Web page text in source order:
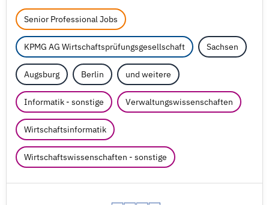
Senior Professional Jobs
KPMG AG Wirtschaftsprüfungsgesellschaft Sachsen
Augsburg Berlin und weitere
Informatik - sonstige Verwaltungswissenschaften
Wirtschaftsinformatik
Wirtschaftswissenschaften - sonstige